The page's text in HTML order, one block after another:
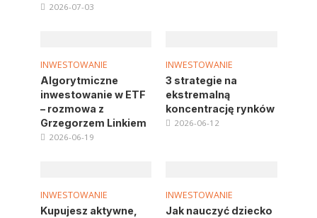
2026-07-03
INWESTOWANIE
Algorytmiczne
inwestowanie w ETF
– rozmowa z
Grzegorzem Linkiem
2026-06-19
INWESTOWANIE
3 strategie na
ekstremalną
koncentrację rynków
2026-06-12
INWESTOWANIE
Kupujesz aktywne,
INWESTOWANIE
Jak nauczyć dziecko